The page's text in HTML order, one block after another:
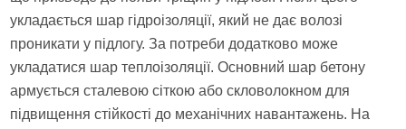
укладається шар гідроізоляції, який не дає волозі
проникати у підлогу. За потреби додатково може
укладатися шар теплоізоляції. Основний шар бетону
армується сталевою сіткою або скловолокном для
підвищення стійкості до механічних навантажень. На